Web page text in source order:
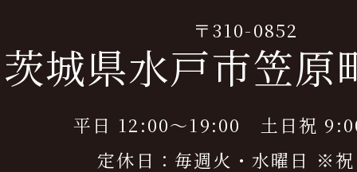
〒310-0852
茨城県水戸市笠原
平日 12:00～19:00 土日祝
定休日：毎週火・水曜日 ※